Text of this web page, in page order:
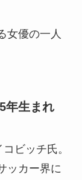
女優の一人
年生まれ
ビッチ氏。
ッカー界に